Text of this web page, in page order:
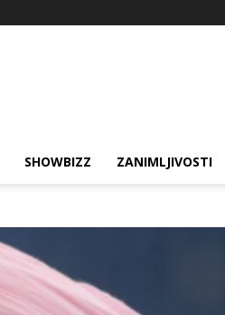
SHOWBIZZ ZANIMLJIVOSTI